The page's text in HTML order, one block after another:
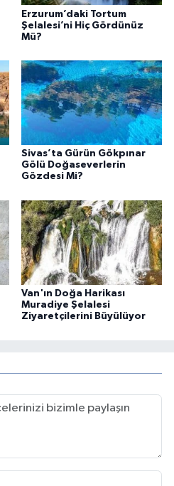
Erzurum’daki Tortum
Şelalesi’ni Hiç Gördünüz
Mü?
Sivas’ta Gürün Gökpınar
Gölü Doğaseverlerin
Gözdesi Mi?
Van'ın Doğa Harikası
Muradiye Şelalesi
Ziyaretçilerini Büyülüyor